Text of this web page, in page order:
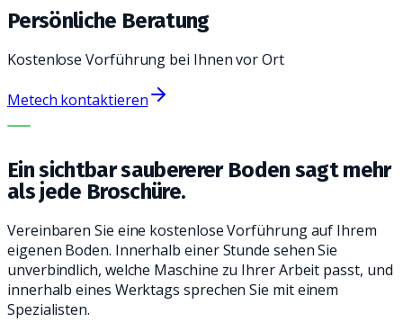
Persönliche Beratung
Kostenlose Vorführung bei Ihnen vor Ort
Metech kontaktieren
DIE RICHTIGE MASCHINE. DER BESTE SERVICE.
Ein sichtbar saubererer Boden sagt mehr
als jede Broschüre.
Vereinbaren Sie eine kostenlose Vorführung auf Ihrem
eigenen Boden. Innerhalb einer Stunde sehen Sie
unverbindlich, welche Maschine zu Ihrer Arbeit passt, und
innerhalb eines Werktags sprechen Sie mit einem
Spezialisten.